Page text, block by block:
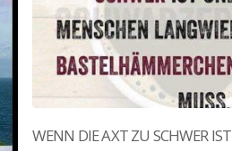
WENN DIE AXT ZU SCHWER IST